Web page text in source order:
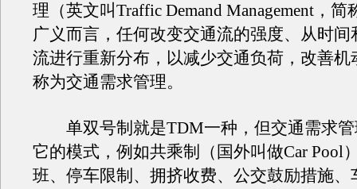
理（英文叫Traffic Demand Management，简
广义而言，任何改变交通流的强度、从时间
流进行重新分布，以减少交通负荷，改善机
称为交通需求管理。
单双号制就是TDM一种，但交通需求管
它的模式，例如共乘制（国外叫做Car Pool
班、停车限制、拥挤收费、公交鼓励措施、